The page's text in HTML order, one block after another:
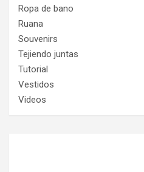
Ropa de bano
Ruana
Souvenirs
Tejiendo juntas
Tutorial
Vestidos
Videos